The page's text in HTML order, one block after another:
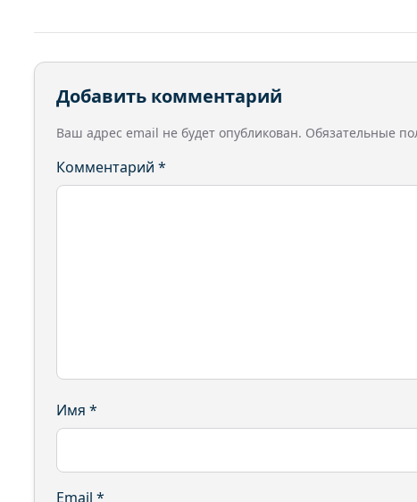
Добавить комментарий
Ваш адрес email не будет опубликован. Обязательные
Комментарий *
Имя *
Email *